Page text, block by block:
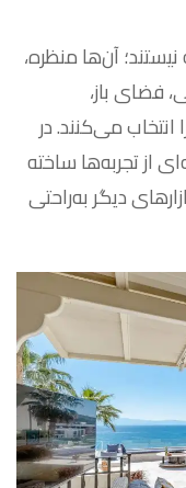
آن‌ها منظره،
فضای باز،
می‌کنند. در
از تجربه‌ها ساخته
دیگر به‌راحتی